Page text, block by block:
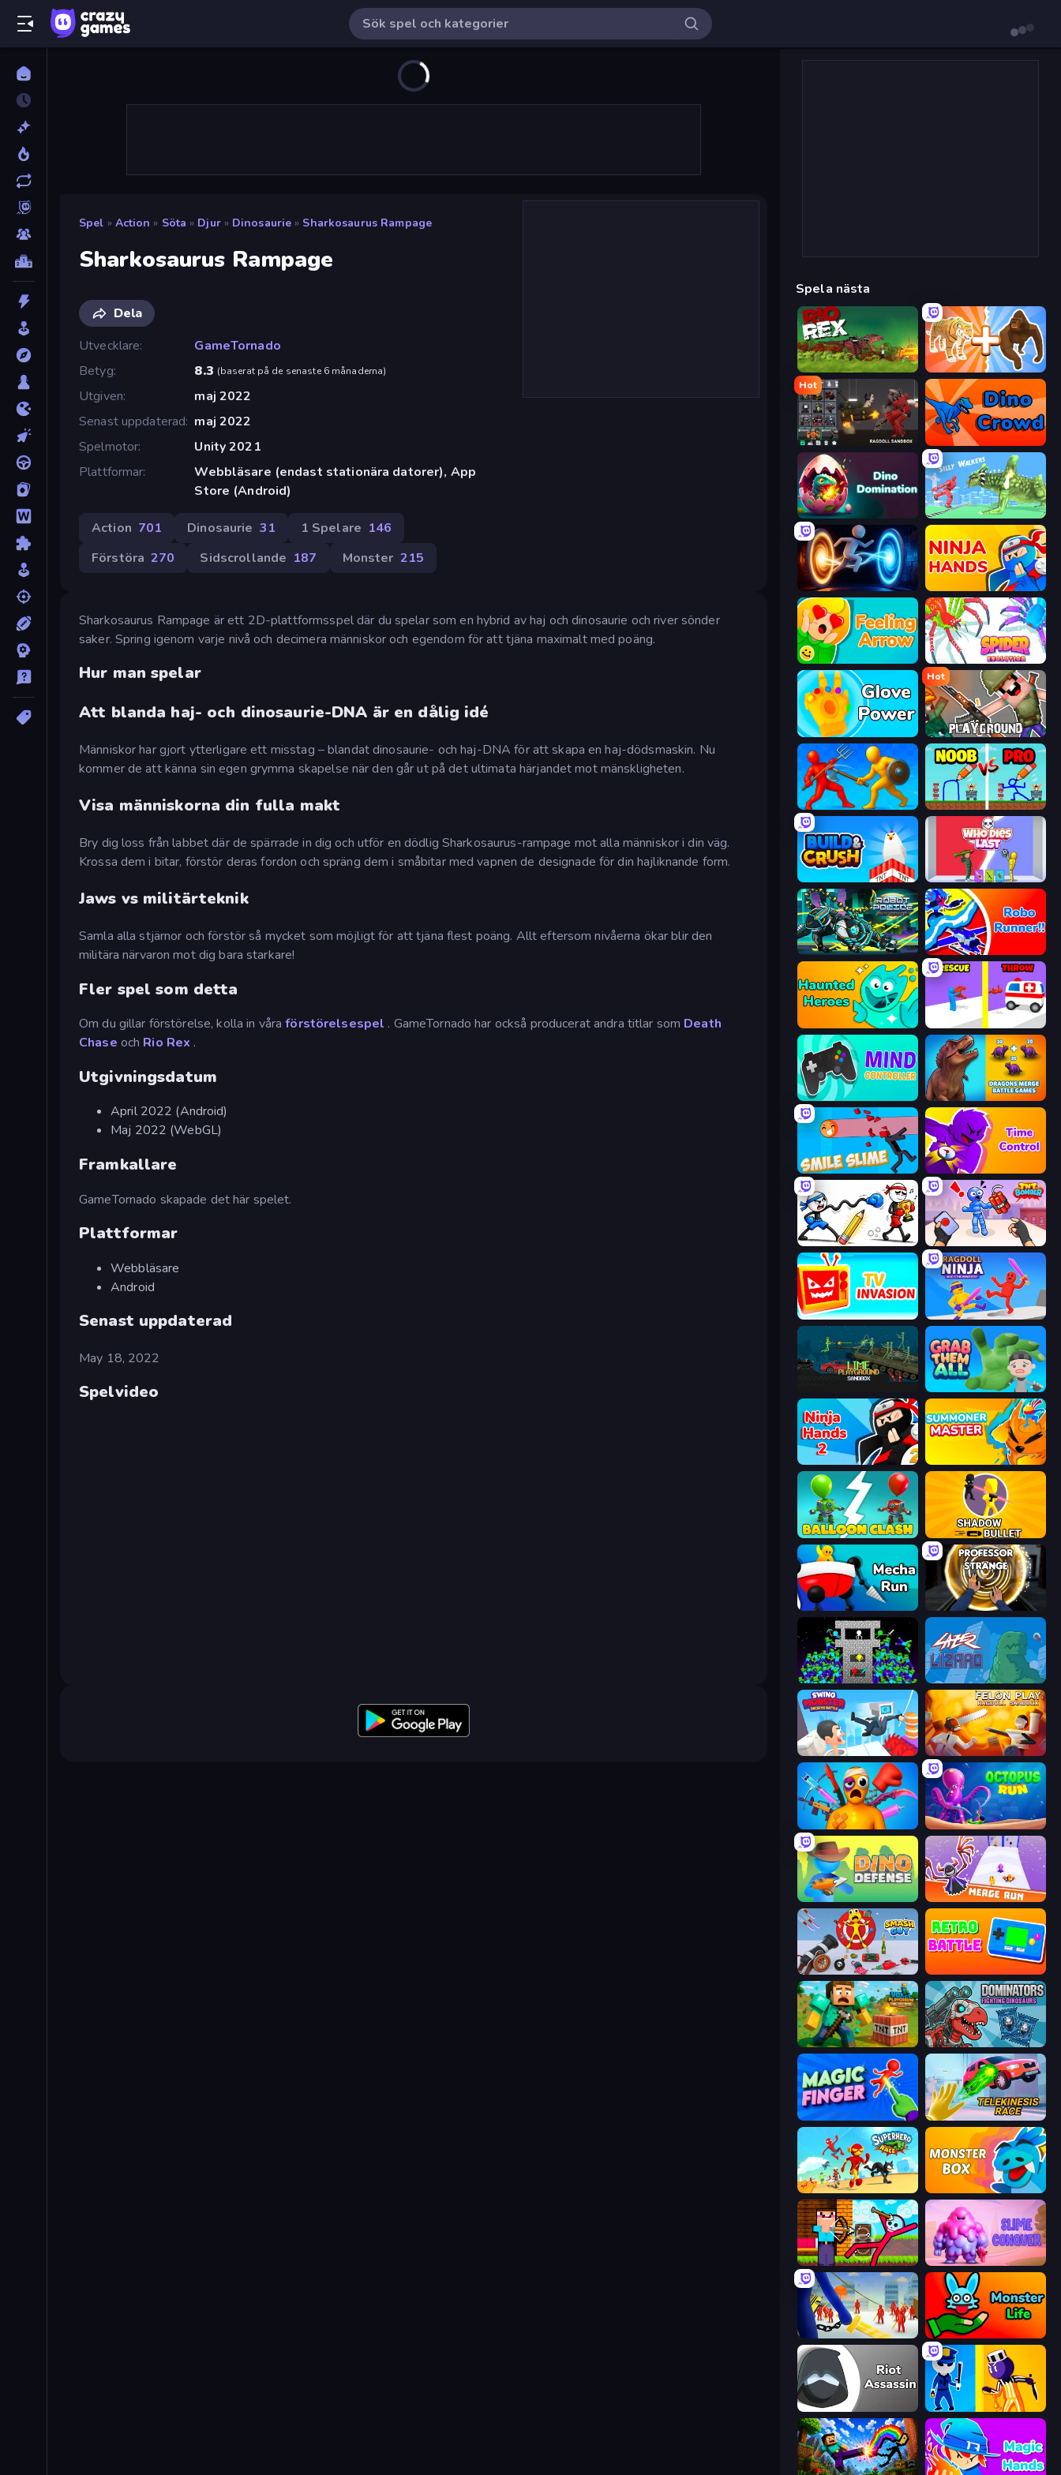
Spel » Action » Söta » Djur » Dinosaurie » Sharkosaurus Rampage
Sharkosaurus Rampage
Dela
Utvecklare
GameTornado
Betyg
8.3 (baserat på de senaste 6 månaderna)
Utgiven
maj 2022
Senast uppdaterad maj 2022
Spelmotor
Unity 2021
Plattformar
Webbläsare (endast stationära datorer), App
Store (Android)
Action 701 Dinosaurie 31 1 Spelare 146
Förstöra 270 Sidscrollande 187 Monster 215
Sharkosaurus Rampage är ett 2D-plattformsspel där du spelar som en hybrid av haj och dinosaurie och river sönder
saker. Spring igenom varje nivå och decimera människor och egendom för att tjäna maximalt med poäng.
Hur man spelar
Att blanda haj- och dinosaurie-DNA är en dålig idé
Människor har gjort ytterligare ett misstag – blandat dinosaurie- och haj-DNA för att skapa en haj-dödsmaskin. Nu
kommer de att känna sin egen grymma skapelse när den går ut på det ultimata härjandet mot mänskligheten.
Visa människorna din fulla makt
Bry dig loss från labbet där de spärrade in dig och utför en dödlig Sharkosaurus-rampage mot alla människor i din väg.
Krossa dem i bitar, förstör deras fordon och spräng dem i småbitar med vapnen de designade för din hajliknande form.
Jaws vs militärteknik
Samla alla stjärnor och förstör så mycket som möjligt för att tjäna flest poäng. Allt eftersom nivåerna ökar blir den
militära närvaron mot dig bara starkare!
Fler spel som detta
Om du gillar förstörelse, kolla in våraförstörelsespel . GameTornado har också producerat andra titlar som Death
Chase och Rio Rex .
Utgivningsdatum
April 2022 (Android)
Maj 2022 (WebGL)
Framkallare
GameTornado skapade det här spelet.
Plattformar
Webbläsare
Android
Senast uppdaterad
May 18, 2022
Spelvideo
Spela nästa
Rio Rex Animal DNA Run
Hot
Last Play: Ragdoll Sandbox Dino Crowd
Dino Domination Silly Walkers
Portal Escape Ninja Hands
Feeling Arrow Spider Evolution: Runner Game
Glove Power
Hot
Playground
Epic Sword Battle! Fight in Arena DOP Noob: Draw to Save
Build and Crush Who Dies Last?
Robot Police Iron Panther Robo Runner
Haunted Heroes Rescue Throw
Mind Controller Dragons Merge: Battle Games
Smile Slime Time Control!
Doodle Smash TNT Bomber
TV Invasion Ragdoll Ninja: Imposter Hero
Grab Them All
Ninja Hands 2 Summoner Master
Balloon Clash Shadow Bullet
Mecha Run Professor Strange
Stick Epic Fighter Laser Lizard
Swing Monster: Decisive Battle Felon Play: Ragdoll Sandbox
Fun Ragdoll Challenge! OctopusRun
Dino Defense Merge Run
Smash Guy: Ragdoll Punch Hero Retro Battle
Voxel Playground: Ragdoll Noob Dominators: Fighting Dinosaurs
Magic Finger 3D Telekinesis Race 3D
Superhero Race! Monster Box
Noob Archer vs Stickman Zombie Slime Conquer: Epic Battles
Slasher Monster Life
Riot Assassin